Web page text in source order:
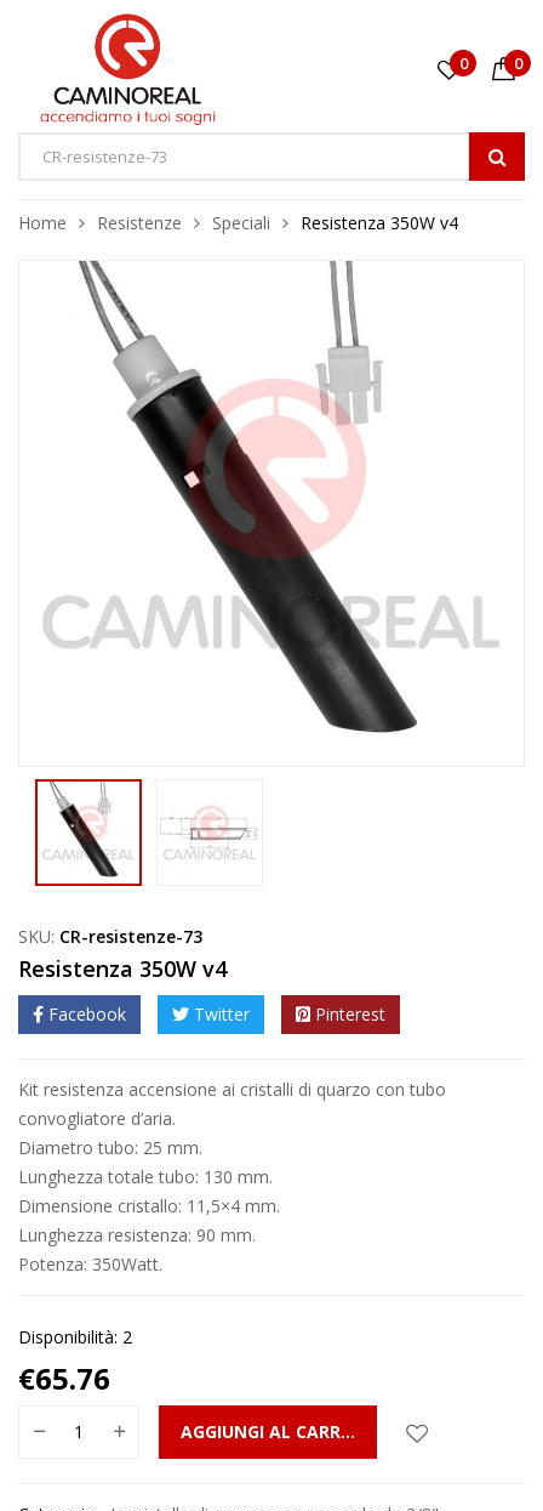
0 0
Home Resistenze Speciali Resistenza 350W v4
SKU: CR-resistenze-73
Resistenza 350W v4
Facebook Twitter Pinterest
Kit resistenza accensione ai cristalli di quarzo con tubo
convogliatore d’aria.
Diametro tubo: 25 mm.
Lunghezza totale tubo: 130 mm.
Dimensione cristallo: 11,5×4 mm.
Lunghezza resistenza: 90 mm.
Potenza: 350Watt.
Disponibilità: 2
€65.76
AGGIUNGI AL CARRELLO